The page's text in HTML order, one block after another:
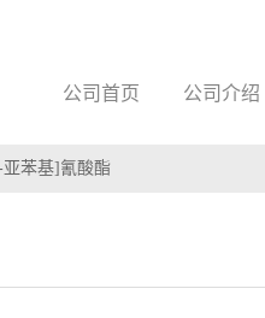
公司首页 公司介绍
苯基]氰酸酯